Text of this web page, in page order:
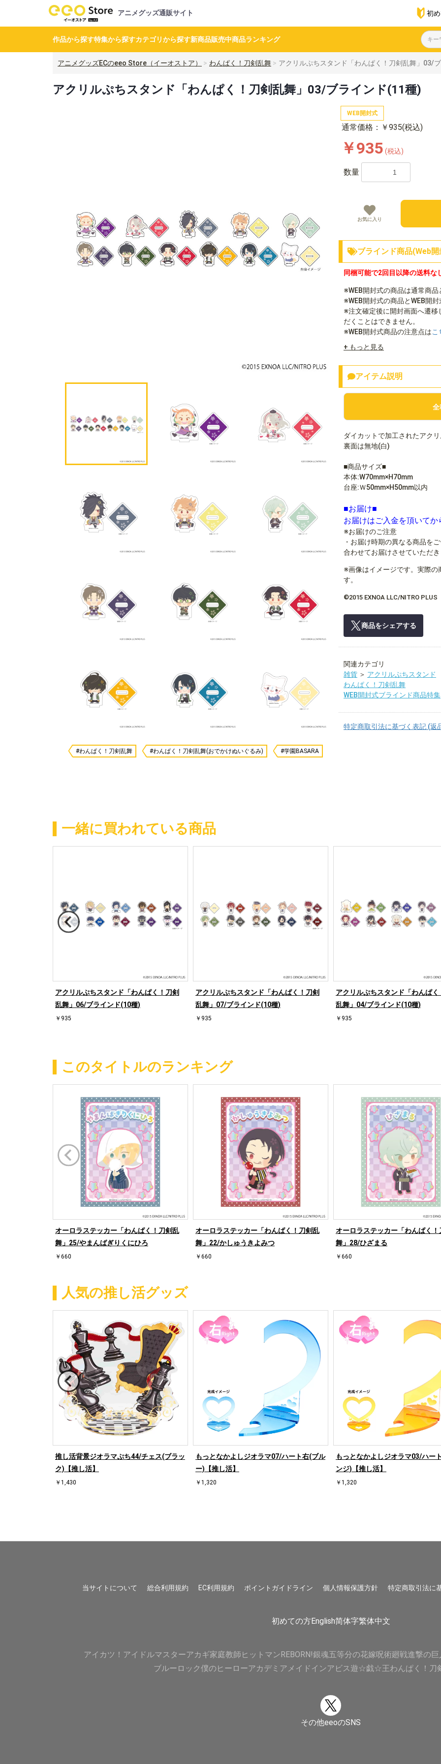
アニメグッズ通販サイト 初
作品から探す特集から探すカテゴリから探す新商品販売中商品ランキング
アニメグッズECのeeo Store（イーオストア） わんぱく！刀剣乱舞 アクリルぷちスタンド「わんぱく！刀剣乱舞」03/
アクリルぷちスタンド「わんぱく！刀剣乱舞」03/ブラインド(11種)
#わんぱく！刀剣乱舞 #わんぱく！刀剣乱舞(おでかけぬいぐるみ) #学園BASARA
WEB開封式
通常価格：￥935(税込)
￥935 (税込)
お気に入り
数量
ブラインド商品(Web
同梱可能で2回目以降の送料な
※WEB開封式の商品は通常商
※WEB開封式の商品とWEB開
※注文確定後に開封画面へ遷
だくことはできません。
※WEB開封式商品の注意点はこ
+ もっと見る
アイテム説明
全
ダイカットで加工されたアク
裏面は無地(白)
■商品サイズ■
本体:W70mm×H70mm
台座:Ｗ50mm×H50mm以内
■お届け■
お届けはご入金を頂いて
※お届けのご注意
・お届け時期の異なる商品を
合わせてお届けさせていただ
※画像はイメージです。実際
す。
©2015 EXNOA LLC/NITRO PLUS
商品をシェアする
関連カテゴリ
雑貨 ＞ アクリルぷちスタンド
わんぱく！刀剣乱舞
WEB開封式ブラインド商品特集
特定商取引法に基づく表記 (返
一緒に買われている商品
アクリルぷちスタンド「わんぱく！刀剣
乱舞」06/ブラインド(10種)
￥935
アクリルぷちスタンド「わんぱく！刀剣
乱舞」07/ブラインド(10種)
￥935
アクリルぷちスタンド「わんぱく
乱舞」04/ブラインド(10種)
￥935
このタイトルのランキング
オーロラステッカー「わんぱく！刀剣乱
舞」25/やまんばぎりくにひろ
￥660
オーロラステッカー「わんぱく！刀剣乱
舞」22/かしゅうきよみつ
￥660
オーロラステッカー「わんぱく！
舞」28/ひざまる
￥660
人気の推し活グッズ
推し活背景ジオラマぷち44/チェス(ブラッ
ク)【推し活】
￥1,430
もっとなかよしジオラマ07/ハート右(ブル
ー)【推し活】
￥1,320
もっとなかよしジオラマ03/ハー
ンジ)【推し活】
￥1,320
当サイトについて 総合利用規約 EC利用規約 ポイントガイドライン 個人情報保護方針 特定商取引法に
初めての方English简体字繁体中文
アイカツ！ アイドルマスターアカギ家庭教師ヒットマンREBORN!銀魂五等分の花嫁呪術廻戦進撃の巨
ブルーロック僕のヒーローアカデミア メイドインアビス遊☆戯☆王わんぱく！刀
その他eeoのSNS